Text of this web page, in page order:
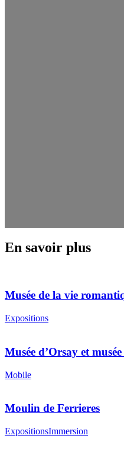
En savoir plus
Musée de la vie
Expositions
Musée d’Orsay et
Mobile
Moulin de Ferrieres
ExpositionsImmersion